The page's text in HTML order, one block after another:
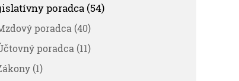
poradca (54)
poradca (40)
poradca (11)
(1)